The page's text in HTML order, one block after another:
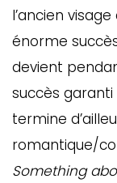
l’ancien
énorme
devient
succès garanti
termine
romantique/
Something